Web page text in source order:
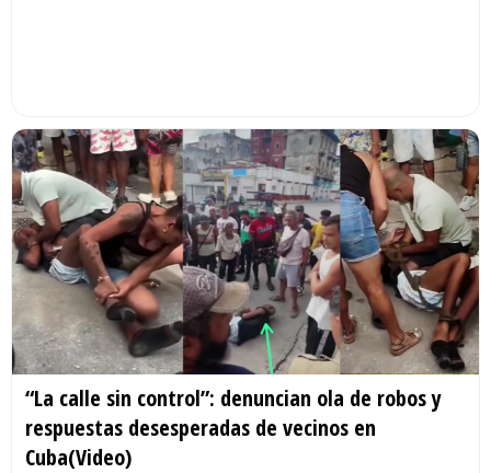
“La calle sin control”: denuncian ola de robos y
respuestas desesperadas de vecinos en
Cuba(Video)